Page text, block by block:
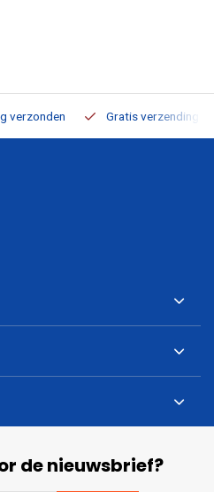
verzonden Gratis verzending
de nieuwsbrief?